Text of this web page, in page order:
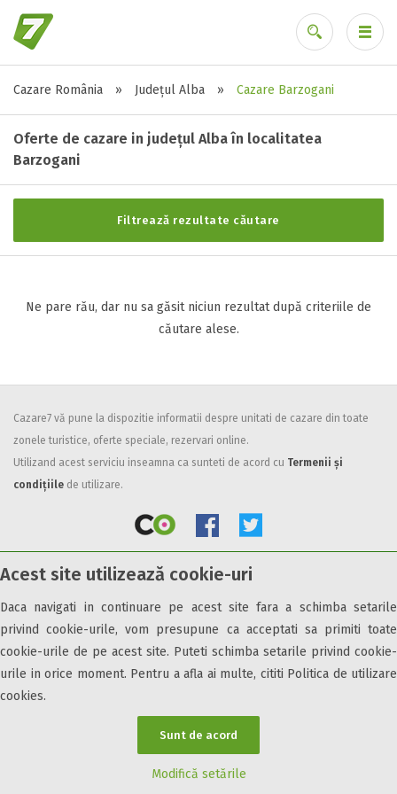
Acest site utilizează cookie-uri
Daca navigati in continuare pe acest site fara a schimba setarile
privind cookie-urile, vom presupune ca acceptati sa primiti toate
cookie-urile de pe acest site. Puteti schimba setarile privind cookie-
urile in orice moment. Pentru a afla ai multe, cititi Politica de utilizare
cookies.
Sunt de acord
Modifică setările
Cazare România » Județul Alba » Cazare Barzogani
Oferte de cazare in județul Alba în localitatea
Barzogani
Filtrează rezultate căutare
Stele / margarete
Neclasificat
1 stea / margareta
3 stele / margarete
4 stele / margarete
Selecteaza pretul
Facilități
Internet wireless
Parcare
All inclusive
Pensiune completa
Demipensiune
Mic dejun
Accepta animale
Accepta voucher vacanta
Acces persoane cu dizabilități
Ne pare rău, dar nu sa găsit niciun rezultat după criteriile de
căutare alese.
Cazare7 vă pune la dispozitie informatii despre unitati de cazare din toate
zonele turistice, oferte speciale, rezervari online.
Utilizand acest serviciu inseamna ca sunteti de acord cu Termenii și
condițiile de utilizare.
Obiective turistice Informații utile Parteneri Cazare7 Harta Cazare7